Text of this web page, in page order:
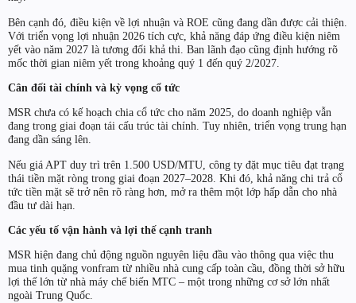
Bên cạnh đó, điều kiện về lợi nhuận và ROE cũng đang dần được cải thiện.
Với triển vọng lợi nhuận 2026 tích cực, khả năng đáp ứng điều kiện niêm
yết vào năm 2027 là tương đối khả thi. Ban lãnh đạo cũng định hướng rõ
mốc thời gian niêm yết trong khoảng quý 1 đến quý 2/2027.
Cân đối tài chính và kỳ vọng cổ tức
MSR chưa có kế hoạch chia cổ tức cho năm 2025, do doanh nghiệp vẫn
đang trong giai đoạn tái cấu trúc tài chính. Tuy nhiên, triển vọng trung hạn
đang dần sáng lên.
Nếu giá APT duy trì trên 1.500 USD/MTU, công ty đặt mục tiêu đạt trạng
thái tiền mặt ròng trong giai đoạn 2027–2028. Khi đó, khả năng chi trả cổ
tức tiền mặt sẽ trở nên rõ ràng hơn, mở ra thêm một lớp hấp dẫn cho nhà
đầu tư dài hạn.
Các yếu tố vận hành và lợi thế cạnh tranh
MSR hiện đang chủ động nguồn nguyên liệu đầu vào thông qua việc thu
mua tinh quặng vonfram từ nhiều nhà cung cấp toàn cầu, đồng thời sở hữu
lợi thế lớn từ nhà máy chế biến MTC – một trong những cơ sở lớn nhất
ngoài Trung Quốc.